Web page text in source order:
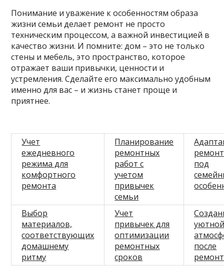
Понимание и уважение к особенностям образа
жизни семьи делает ремонт не просто
техническим процессом, а важной инвестицией в
качество жизни. И помните: дом – это не только
стены и мебель, это пространство, которое
отражает ваши привычки, ценности и
устремления. Сделайте его максимально удобным
именно для вас – и жизнь станет проще и
приятнее.
Учет
ежедневного
режима для
комфортного
ремонта
Планирование
ремонтных
работ с
учетом
привычек
семьи
под
Выбор
материалов,
соответствующих
домашнему
ритму
Учет
привычек для
оптимизации
ремонтных
сроков
после